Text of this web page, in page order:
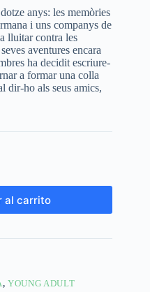
anys: les memòries
i uns companys de
lluitar contra les
aventures encara
ha decidit escriure-
a formar una colla
dir-ho als seus amics,
al carrito
,YOUNG ADULT